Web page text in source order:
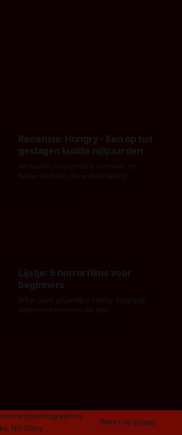
Recensie: Hungry - Een op hol
geslagen kudde nijlpaarden
Na haaien, anaconda's, leeuwen en
beren dachten deze filmmakers:
Lijstje: 5 horrorfilms voor
beginners
Wil je jouw gruwelijke hobby dolgraag
delen met mensen die een
HorrortipsInfographics
No Glory
Werkt op Ghost